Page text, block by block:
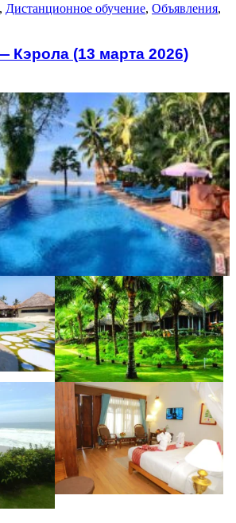
, Дистанционное обучение, Объявления,
Кэрола (13 марта 2026)